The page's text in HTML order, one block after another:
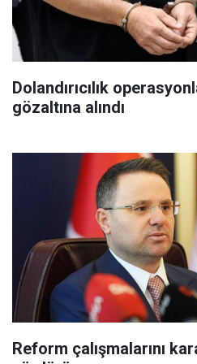
Dolandırıcılık
gözaltına alındı
Reform çalışmalarını